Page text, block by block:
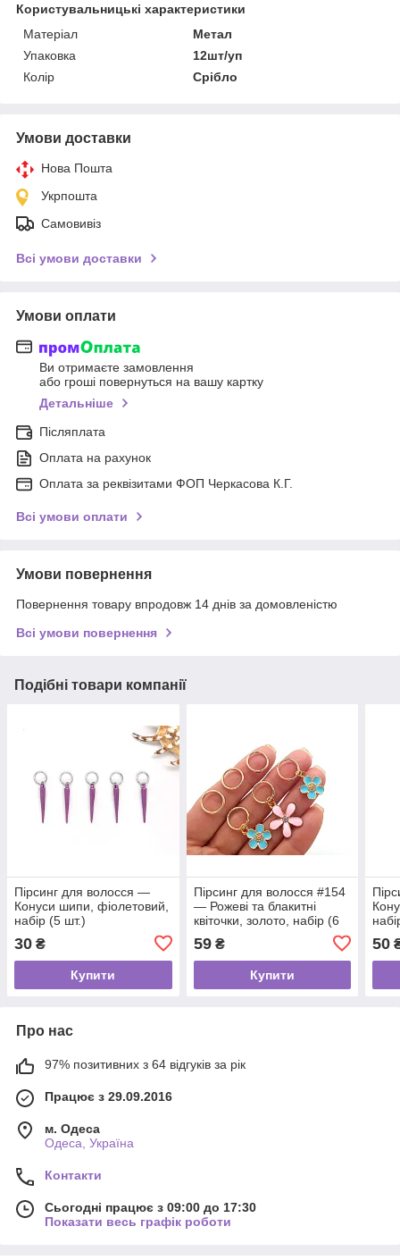
Користувальницькі характеристики
Матеріал
Метал
Упаковка
12шт/уп
Колір
Срібло
Умови доставки
Нова Пошта
Укрпошта
Самовивіз
Всі умови доставки
Умови оплати
Ви отримаєте замовлення
або гроші повернуться на вашу картку
Детальніше
Післяплата
Оплата на рахунок
Оплата за реквізитами ФОП Черкасова К.Г.
Всі умови оплати
Умови повернення
Повернення товару впродовж 14 днів за домовленістю
Всі умови повернення
Подібні товари компанії
Пірсинг для волосся —
Конуси шипи, фіолетовий,
набір (5 шт.)
30 ₴
Купити
Пірсинг для волосся #154
— Рожеві та блакитні
квіточки, золото, набір (6
59₴
Купити
50
Про нас
97% позитивних з 64 відгуків за рік
Працює з 29.09.2016
м. Одеса
Одеса, Україна
Контакти
Сьогодні працює з 09:00 до 17:30
Показати весь графік роботи